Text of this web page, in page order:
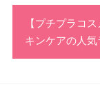
【プチプラコ
キンケアの人